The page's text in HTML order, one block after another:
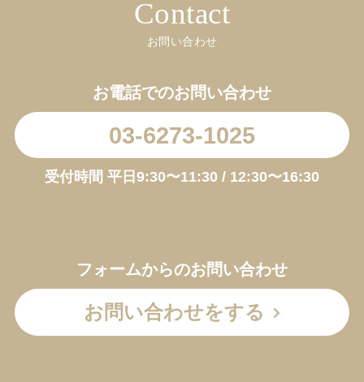
Contact
お問い合わせ
お電話でのお問い合わせ
03-6273-1025
受付時間 平日9:30〜11:30 / 12:30〜16:30
フォームからのお問い合わせ
お問い合わせをする